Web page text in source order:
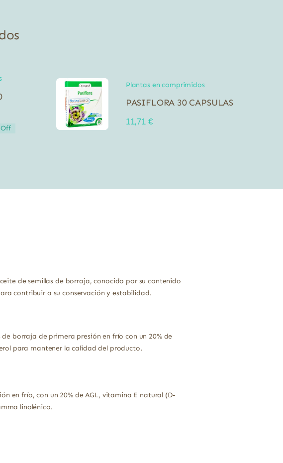
Off
Plantas en comprimidos
PASIFLORA 30 CAPSULAS
11,71 €
de semillas de borraja, conocido por su contenido
contribuir a su conservación y estabilidad.
borraja de primera presión en frío con un 20% de
para mantener la calidad del producto.
en frío, con un 20% de AGL, vitamina E natural (D-
linolénico.